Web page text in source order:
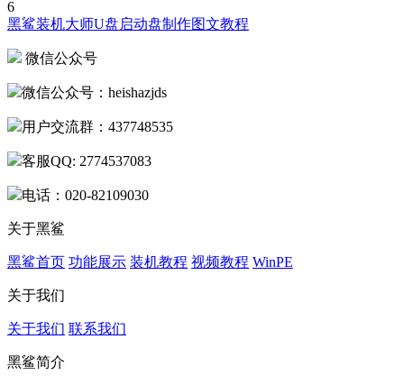
6
黑鲨装机大师U盘启动盘制作图文教程
微信公众号
微信公众号：heishazjds
用户交流群：437748535
客服QQ: 2774537083
电话：020-82109030
关于黑鲨
黑鲨首页 功能展示 装机教程 视频教程 WinPE
关于我们
关于我们 联系我们
黑鲨简介